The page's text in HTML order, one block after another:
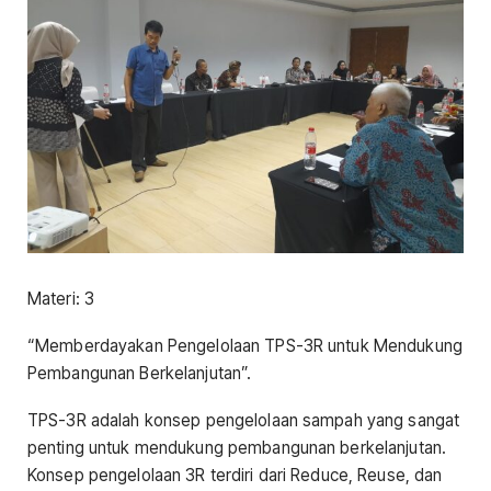
Materi: 3
“Memberdayakan Pengelolaan TPS-3R untuk Mendukung
Pembangunan Berkelanjutan”.
TPS-3R adalah konsep pengelolaan sampah yang sangat
penting untuk mendukung pembangunan berkelanjutan.
Konsep pengelolaan 3R terdiri dari Reduce, Reuse, dan